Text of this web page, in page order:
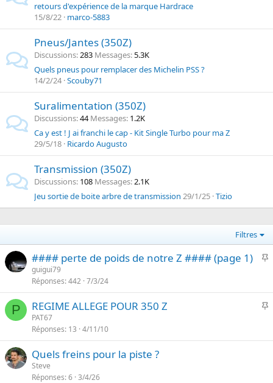
retours d'expérience de la marque Hardrace
15/8/22 marco-5883
Pneus/Jantes (350Z)
Discussions 283 Messages 5.3K
Quels pneus pour remplacer des Michelin PSS ?
14/2/24 Scouby71
Suralimentation (350Z)
Discussions 44 Messages 1.2K
Ca y est ! J ai franchi le cap - Kit Single Turbo pour ma Z
29/5/18 Ricardo Augusto
Transmission (350Z)
Discussions 108 Messages 2.1K
Jeu sortie de boite arbre de transmission 29/1/25 Tizio
Filtres
I
o
r
#### perte de poids de notre Z #### (page 1)
guigui79
Réponses 442 7/3/24
P
I
o
REGIME ALLEGE POUR 350 Z
PAT67
Réponses 13 4/11/10
Quels freins pour la piste ?
Steve
Réponses 6 3/4/26